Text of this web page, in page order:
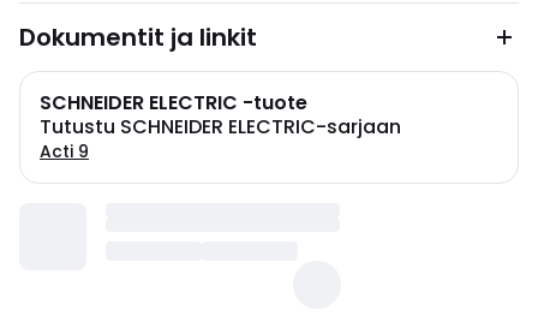
Dokumentit ja linkit
SCHNEIDER ELECTRIC -tuote
Tutustu SCHNEIDER ELECTRIC-sarjaan
Acti 9